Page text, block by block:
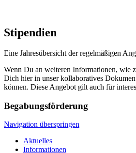
Stipendien
Eine Jahresübersicht der regelmäßigen
Wenn Du an weiteren Informationen, wie
Dich hier in unser kollaboratives
können. Diese Angebot gilt auch für
Begabungsförderung
Navigation überspringen
Aktuelles
Informationen